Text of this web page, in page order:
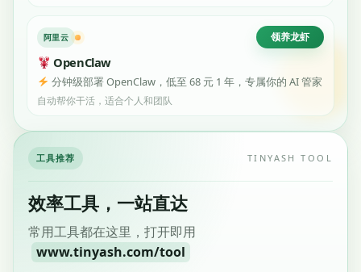
阿里云 领养龙虾
OpenClaw
分钟级部署 OpenClaw，低至 68 元 1 年，专属你的 AI 管家
自动帮你干活，适合个人和团队
工具推荐 TINYASH TOOL
效率工具，一站直达
常用工具都在这里，打开即用
www.tinyash.com/tool